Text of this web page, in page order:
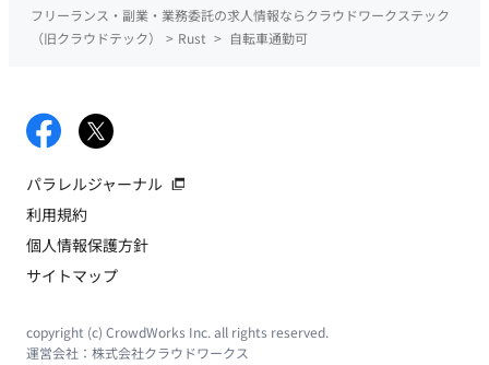
フリーランス・副業・業務委託の求人情報ならクラウドワークステック
（旧クラウドテック）
> Rust > 自転車通勤可
パラレルジャーナル
利用規約
個人情報保護方針
サイトマップ
copyright (c) CrowdWorks Inc. all rights reserved.
運営会社： 株式会社クラウドワークス